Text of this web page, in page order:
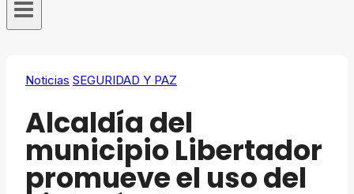
Noticias SEGURIDAD Y PAZ
Alcaldía del
municipio Libertador
promueve el uso del